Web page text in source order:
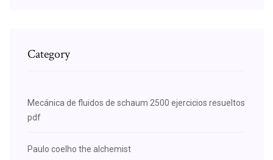
Category
Mecánica de fluidos de schaum 2500 ejercicios resueltos
pdf
Paulo coelho the alchemist